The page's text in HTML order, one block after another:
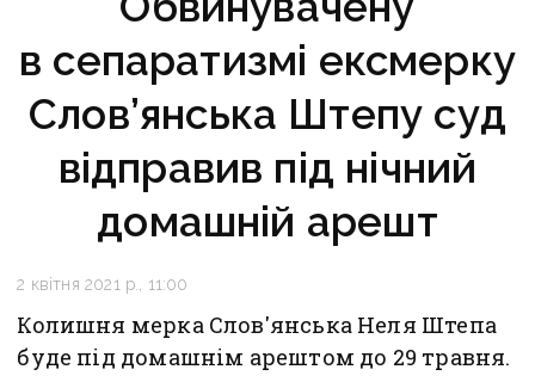
в сепаратизмі ексмерку
Слов’янська Штепу суд
відправив під нічний
домашній арешт
2 квітня 2021 р., 11:00
Колишня мерка Слов'янська Неля Штепа
буде під домашнім арештом до 29 травня.